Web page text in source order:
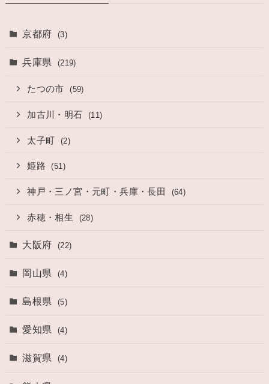
京都府 (3)
兵庫県 (219)
たつの市 (59)
加古川・明石 (11)
太子町 (2)
姫路 (51)
神戸・三ノ宮・元町・兵庫・長田 (64)
赤穂・相生 (28)
大阪府 (22)
岡山県 (4)
島根県 (5)
愛知県 (4)
滋賀県 (4)